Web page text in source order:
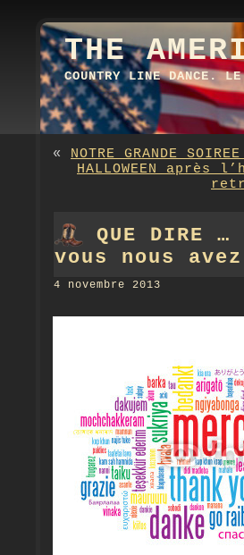
THE
COUNTRY LINE DANCE.
« NOTRE GRANDE SOIREE
HALLOWEEN
QUE DIRE
vous nous
4 novembre 2013